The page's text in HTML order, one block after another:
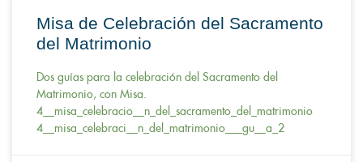
Misa de Celebración del Sacramento
del Matrimonio
Dos guías para la celebración del Sacramento del
Matrimonio, con Misa.
4__misa_celebracio__n_del_sacramento_del_matrimonio
4__misa_celebraci__n_del_matrimonio___gu__a_2